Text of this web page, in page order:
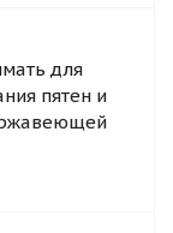
для
пятен и